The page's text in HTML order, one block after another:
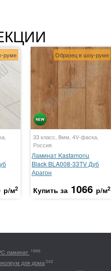
руме
р/м2
Образец в шоу-руме
33 класс, 8мм, 4V-фаска,
Россия
Ламинат Kastamonu
Black BLA008-33TV Дуб
Арагон
Купить за 1066 р/м2
ламинат 1886
для дома242